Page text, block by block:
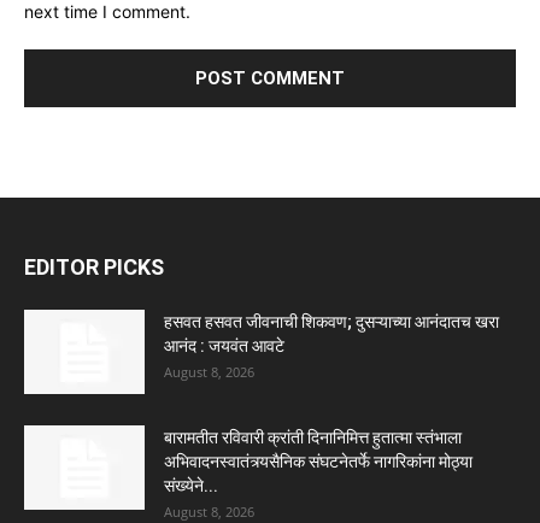
next time I comment.
EDITOR PICKS
हसवत हसवत जीवनाची शिकवण; दुसऱ्याच्या आनंदातच खरा
आनंद : जयवंत आवटे
August 8, 2026
बारामतीत रविवारी क्रांती दिनानिमित्त हुतात्मा स्तंभाला
अभिवादनस्वातंत्र्यसैनिक संघटनेतर्फे नागरिकांना मोठ्या
संख्येने...
August 8, 2026